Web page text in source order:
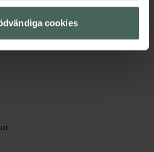
cookies
bättre. Välkommen att prata